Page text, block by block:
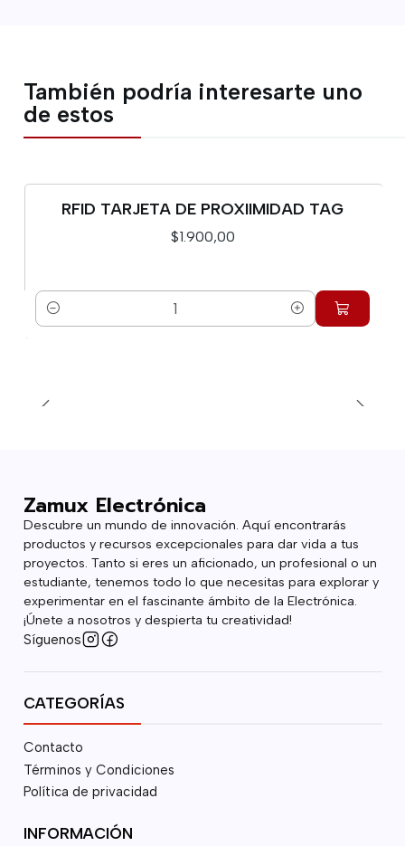
También podría interesarte uno
de estos
RFID TARJETA DE PROXIIMIDAD TAG
$1.900,00
Cantidad
Zamux Electrónica
Descubre un mundo de innovación. Aquí encontrarás
productos y recursos excepcionales para dar vida a tus
proyectos. Tanto si eres un aficionado, un profesional o un
estudiante, tenemos todo lo que necesitas para explorar y
experimentar en el fascinante ámbito de la Electrónica.
¡Únete a nosotros y despierta tu creatividad!
Síguenos
CATEGORÍAS
Contacto
Términos y Condiciones
Política de privacidad
INFORMACIÓN